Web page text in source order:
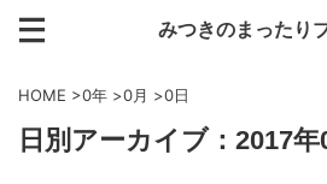
みつきのまったり
HOME >0年 >0月 >0日
日別アーカイブ：2017年